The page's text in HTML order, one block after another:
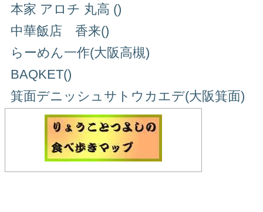
本家 アロチ 丸高 ()
中華飯店 香来()
らーめん一作(大阪高槻)
BAQKET()
箕面デニッシュサトウカエデ(大阪箕面)